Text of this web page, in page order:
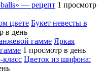
— рецепт 1 просмотр
Букет невесты в
в день
Яркая
1 просмотр в день
Цветок из шифона: